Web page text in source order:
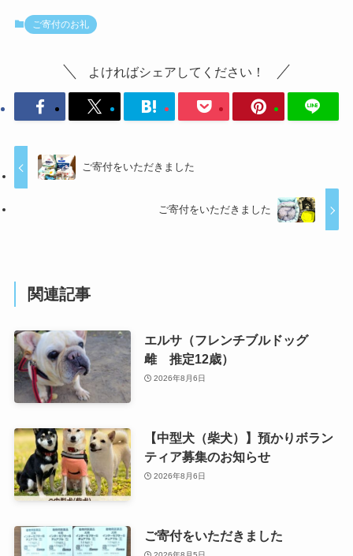
ご寄付のお礼
よければシェアしてください！
ご寄付をいただきました
ご寄付をいただきました
関連記事
エルサ（フレンチブルドッグ
雌 推定12歳）
2026年8月6日
【中型犬（柴犬）】預かりボラン
ティア募集のお知らせ
2026年8月6日
ご寄付をいただきました